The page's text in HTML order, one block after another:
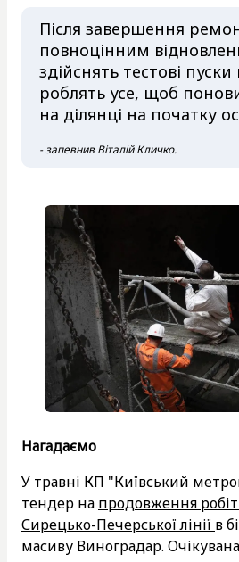
Після завершення
повноцінним
здійснять тестові пуски
роблять усе, щоб
на ділянці на початку
- запевнив Віталій Кличко.
Нагадаємо
У травні КП "Київський
тендер на продовження робіт
Сирецько-Печерської лінії в
масиву Виноградар. Очікувана